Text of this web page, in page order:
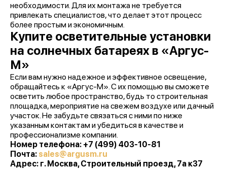
необходимости. Для их монтажа не требуется
привлекать специалистов, что делает этот процесс
более простым и экономичным.
Купите осветительные установки
на солнечных батареях в «Аргус-
М»
Если вам нужно надежное и эффективное освещение,
обращайтесь к «Аргус-М». С их помощью вы сможете
осветить любое пространство, будь то строительная
площадка, мероприятие на свежем воздухе или дачный
участок. Не забудьте связаться с ними по ниже
указанным контактам и убедиться в качестве и
профессионализме компании.
Номер телефона: +7 (499) 403-10-81
Почта: sales@argusm.ru
Адрес: г. Москва, Строительный проезд, 7а к37